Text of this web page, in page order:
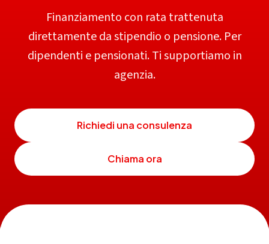
Finanziamento con rata trattenuta
direttamente da stipendio o pensione. Per
dipendenti e pensionati. Ti supportiamo in
agenzia.
Richiedi una consulenza
Chiama ora